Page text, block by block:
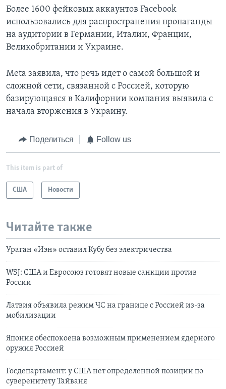
Более 1600 фейковых аккаунтов Facebook
использовались для распространения пропаганды
на аудитории в Германии, Италии, Франции,
Великобритании и Украине.
Meta заявила, что речь идет о самой большой и
сложной сети, связанной с Россией, которую
базирующаяся в Калифорнии компания выявила с
начала вторжения в Украину.
Поделиться Follow us
This item is part of
США Новости
Читайте также
Ураган «Иэн» оставил Кубу без электричества
WSJ: США и Евросоюз готовят новые санкции против
России
Латвия объявила режим ЧС на границе с Россией из-за
мобилизации
Япония обеспокоена возможным применением ядерного
оружия Россией
Госдепартамент: у США нет определенной позиции по
суверенитету Тайваня